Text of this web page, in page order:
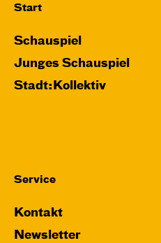
Start
Schauspiel
Junges Schauspiel
Stadt:Kollektiv
Service
Kontakt
Newsletter